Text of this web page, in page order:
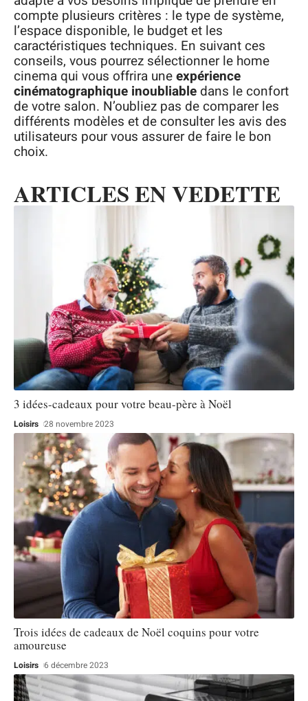
compte plusieurs critères : le type de système,
l’espace disponible, le budget et les
caractéristiques techniques. En suivant ces
conseils, vous pourrez sélectionner le home
cinema qui vous offrira uneexpérience
cinématographique inoubliable dans le confort
de votre salon. N’oubliez pas de comparer les
différents modèles et de consulter les avis des
utilisateurs pour vous assurer de faire le bon
choix.
ARTICLES EN VEDETTE
3 idées-cadeaux pour votre beau-père à Noël
Loisirs 28 novembre 2023
Trois idées de cadeaux de Noël coquins pour votre
amoureuse
Loisirs 6 décembre 2023